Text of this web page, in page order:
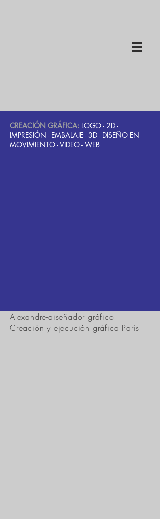
CREACIÓN GRÁFICA: LOGO- 2D-
IMPRESIÓN - EMBALAJE - 3D- DISEÑO EN
MOVIMIENTO-VIDEO- WEB
Alexandre-diseñador gráfico
Creación y ejecución gráfica París